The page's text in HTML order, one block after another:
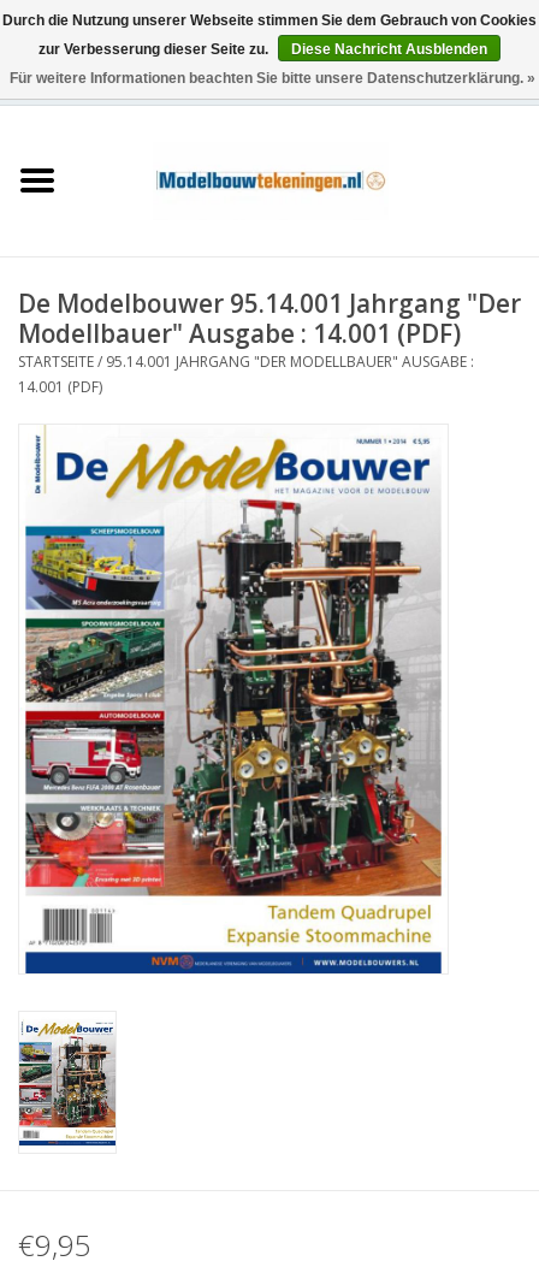
0 Artikel - €0,00
Schiffe
Holzbau
Landschaft
Maschinen
Dokumentation
Zeitschriften
Neue Zeichnungen
NEUE ZEITSCHRIFTEN
ABONNEMENT DER
MODELLBAUER
Baubeschreibungen
De Modelbouwer 95.14.001 Jahrgang "Der
Modellbauer" Ausgabe : 14.001 (PDF)
STARTSEITE/ 95.14.001 JAHRGANG "DER MODELLBAUER" AUSGABE :
14.001 (PDF)
€9,95
Durch die Nutzung unserer Webseite stimmen Sie dem Gebrauch von Cookies
zur Verbesserung dieser Seite zu.
Diese Nachricht Ausblenden
Für weitere Informationen beachten Sie bitte unsere Datenschutzerklärung. »